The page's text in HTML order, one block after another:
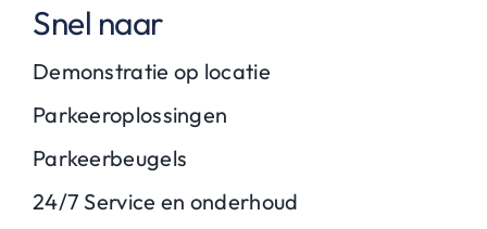
Snel naar
Demonstratie op locatie
Parkeeroplossingen
Parkeerbeugels
24/7 Service en onderhoud